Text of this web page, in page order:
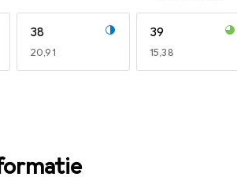
38
EUR
20,91
39
EUR
15,38